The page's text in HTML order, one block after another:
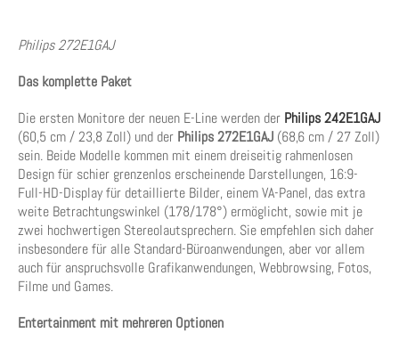
Philips 272E1GAJ
Das komplette Paket
Die ersten Monitore der neuen E-Line werden der Philips 242E1GAJ
(60,5 cm / 23,8 Zoll) und der Philips 272E1GAJ (68,6 cm / 27 Zoll)
sein. Beide Modelle kommen mit einem dreiseitig rahmenlosen
Design für schier grenzenlos erscheinende Darstellungen, 16:9-
Full-HD-Display für detaillierte Bilder, einem VA-Panel, das extra
weite Betrachtungswinkel (178/178°) ermöglicht, sowie mit je
zwei hochwertigen Stereolautsprechern. Sie empfehlen sich daher
insbesondere für alle Standard-Büroanwendungen, aber vor allem
auch für anspruchsvolle Grafikanwendungen, Webbrowsing, Fotos,
Filme und Games.
Entertainment mit mehreren Optionen